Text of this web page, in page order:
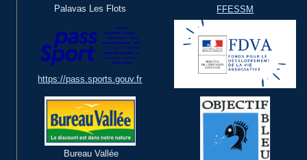
Palavas Les Flots
FFESSM
https://pass.sports.gouv.fr
Bureau Vallée